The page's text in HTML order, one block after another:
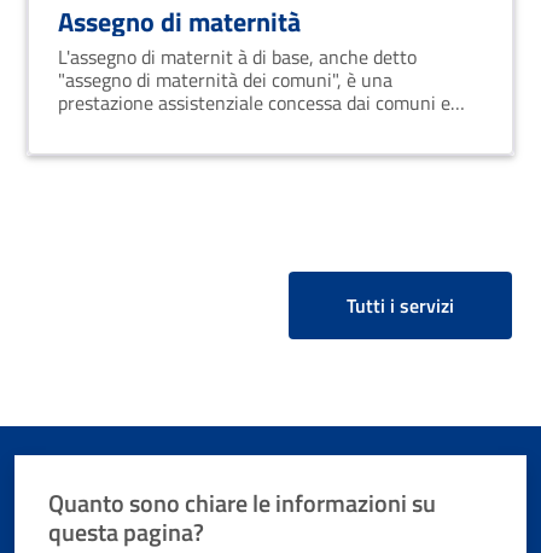
Assegno di maternità
L'assegno di maternit à di base, anche detto
"assegno di maternità dei comuni", è una
prestazione assistenziale concessa dai comuni e
Tutti i servizi
Quanto sono chiare le informazioni su
questa pagina?